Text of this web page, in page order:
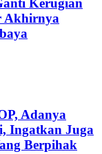
Akhirnya
Adanya
Ingatkan Juga
Berpihak